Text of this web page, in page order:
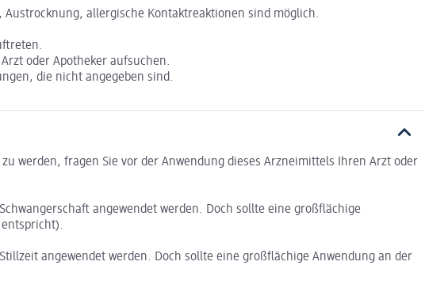
allergische Kontaktreaktionen sind möglich.
oder Apotheker aufsuchen.
die nicht angegeben sind.
werden, fragen Sie vor der Anwendung dieses Arzneimittels Ihren Arzt oder
angewendet werden. Doch sollte eine großflächige
entspricht).
angewendet werden. Doch sollte eine großflächige Anwendung an der